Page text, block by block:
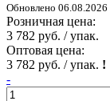
Обновлено 06.08.2026
Розничная цена:
3 782 руб. / упак.
Оптовая цена:
3 782 руб. / упак. !
-